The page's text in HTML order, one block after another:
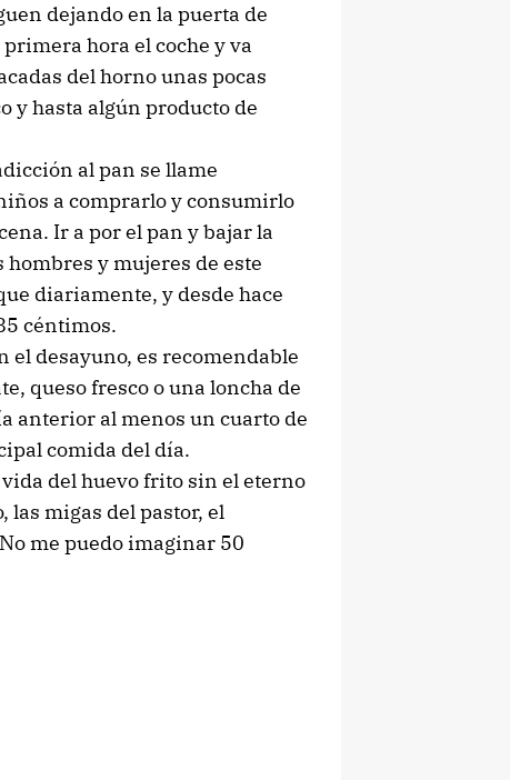
dejando en la puerta de
hora el coche y va
del horno unas pocas
y hasta algún producto de
al pan se llame
a comprarlo y consumirlo
Ir a por el pan y bajar la
y mujeres de este
diariamente, y desde hace
céntimos.
el desayuno, es recomendable
queso fresco o una loncha de
anterior al menos un cuarto de
comida del día.
del huevo frito sin el eterno
las migas del pastor, el
me puedo imaginar 50